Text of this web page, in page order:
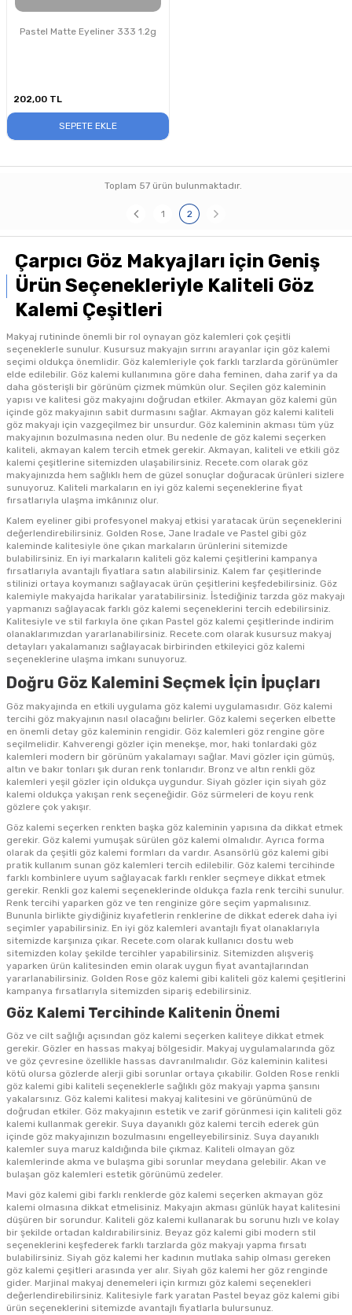
Pastel Matte Eyeliner 333 1.2g
202,00 TL
SEPETE EKLE
Toplam 57ürün bulunmaktadır.
1 2
Çarpıcı Göz Makyajları için Geniş
Ürün Seçenekleriyle Kaliteli Göz
Kalemi Çeşitleri
Makyaj rutininde önemli bir rol oynayan göz kalemleri çok çeşitli
seçeneklerle sunulur. Kusursuz makyajın sırrını arayanlar için göz kalemi
seçimi oldukça önemlidir. Göz kalemleriyle çok farklı tarzlarda görünümler
elde edilebilir. Göz kalemi kullanımına göre daha feminen, daha zarif ya da
daha gösterişli bir görünüm çizmek mümkün olur. Seçilen göz kaleminin
yapısı ve kalitesi göz makyajını doğrudan etkiler. Akmayan göz kalemi gün
içinde göz makyajının sabit durmasını sağlar. Akmayan göz kalemi kaliteli
göz makyajı için vazgeçilmez bir unsurdur. Göz kaleminin akması tüm yüz
makyajının bozulmasına neden olur. Bu nedenle de göz kalemi seçerken
kaliteli, akmayan kalem tercih etmek gerekir. Akmayan, kaliteli ve etkili göz
kalemi çeşitlerine sitemizden ulaşabilirsiniz. Recete.com olarak göz
makyajınızda hem sağlıklı hem de güzel sonuçlar doğuracak ürünleri sizlere
sunuyoruz. Kaliteli markaların en iyi göz kalemi seçeneklerine fiyat
fırsatlarıyla ulaşma imkânınız olur.
Kalem eyeliner gibi profesyonel makyaj etkisi yaratacak ürün seçeneklerini
değerlendirebilirsiniz. Golden Rose, Jane Iradale ve Pastel gibi göz
kaleminde kalitesiyle öne çıkan markaların ürünlerini sitemizde
bulabilirsiniz. En iyi markaların kaliteli göz kalemi çeşitlerini kampanya
fırsatlarıyla avantajlı fiyatlara satın alabilirsiniz. Kalem far çeşitlerinde
stilinizi ortaya koymanızı sağlayacak ürün çeşitlerini keşfedebilirsiniz. Göz
kalemiyle makyajda harikalar yaratabilirsiniz. İstediğiniz tarzda göz makyajı
yapmanızı sağlayacak farklı göz kalemi seçeneklerini tercih edebilirsiniz.
Kalitesiyle ve stil farkıyla öne çıkan Pastel göz kalemi çeşitlerinde indirim
olanaklarımızdan yararlanabilirsiniz. Recete.com olarak kusursuz makyaj
detayları yakalamanızı sağlayacak birbirinden etkileyici göz kalemi
seçeneklerine ulaşma imkanı sunuyoruz.
Doğru Göz Kalemini Seçmek İçin İpuçları
Göz makyajında en etkili uygulama göz kalemi uygulamasıdır. Göz kalemi
tercihi göz makyajının nasıl olacağını belirler. Göz kalemi seçerken elbette
en önemli detay göz kaleminin rengidir. Göz kalemleri göz rengine göre
seçilmelidir. Kahverengi gözler için menekşe, mor, haki tonlardaki göz
kalemleri modern bir görünüm yakalamayı sağlar. Mavi gözler için gümüş,
altın ve bakır tonları şık duran renk tonlarıdır. Bronz ve altın renkli göz
kalemleri yeşil gözler için oldukça uygundur. Siyah gözler için siyah göz
kalemi oldukça yakışan renk seçeneğidir. Göz sürmeleri de koyu renk
gözlere çok yakışır.
Göz kalemi seçerken renkten başka göz kaleminin yapısına da dikkat etmek
gerekir. Göz kalemi yumuşak sürülen göz kalemi olmalıdır. Ayrıca forma
olarak da çeşitli göz kalemi formları da vardır. Asansörlü göz kalemi gibi
pratik kullanım sunan göz kalemleri tercih edilebilir. Göz kalemi tercihinde
farklı kombinlere uyum sağlayacak farklı renkler seçmeye dikkat etmek
gerekir. Renkli goz kalemi seçeneklerinde oldukça fazla renk tercihi sunulur.
Renk tercihi yaparken göz ve ten renginize göre seçim yapmalısınız.
Bununla birlikte giydiğiniz kıyafetlerin renklerine de dikkat ederek daha iyi
seçimler yapabilirsiniz. En iyi göz kalemleri avantajlı fiyat olanaklarıyla
sitemizde karşınıza çıkar. Recete.com olarak kullanıcı dostu web
sitemizden kolay şekilde tercihler yapabilirsiniz. Sitemizden alışveriş
yaparken ürün kalitesinden emin olarak uygun fiyat avantajlarından
yararlanabilirsiniz. Golden Rose göz kalemi gibi kaliteli göz kalemi çeşitlerini
kampanya fırsatlarıyla sitemizden sipariş edebilirsiniz.
Göz Kalemi Tercihinde Kalitenin Önemi
Göz ve cilt sağlığı açısından göz kalemi seçerken kaliteye dikkat etmek
gerekir. Gözler en hassas makyaj bölgesidir. Makyaj uygulamalarında göz
ve göz çevresine özellikle hassas davranılmalıdır. Göz kaleminin kalitesi
kötü olursa gözlerde alerji gibi sorunlar ortaya çıkabilir. Golden Rose renkli
göz kalemi gibi kaliteli seçeneklerle sağlıklı göz makyajı yapma şansını
yakalarsınız. Göz kalemi kalitesi makyaj kalitesini ve görünümünü de
doğrudan etkiler. Göz makyajının estetik ve zarif görünmesi için kaliteli göz
kalemi kullanmak gerekir. Suya dayanıklı göz kalemi tercih ederek gün
içinde göz makyajınızın bozulmasını engelleyebilirsiniz. Suya dayanıklı
kalemler suya maruz kaldığında bile çıkmaz. Kaliteli olmayan göz
kalemlerinde akma ve bulaşma gibi sorunlar meydana gelebilir. Akan ve
bulaşan göz kalemleri estetik görünümü zedeler.
Mavi göz kalemi gibi farklı renklerde göz kalemi seçerken akmayan göz
kalemi olmasına dikkat etmelisiniz. Makyajın akması günlük hayat kalitesini
düşüren bir sorundur. Kaliteli göz kalemi kullanarak bu sorunu hızlı ve kolay
bir şekilde ortadan kaldırabilirsiniz. Beyaz göz kalemi gibi modern stil
seçeneklerini keşfederek farklı tarzlarda göz makyajı yapma fırsatı
bulabilirsiniz. Siyah göz kalemi her kadının mutlaka sahip olması gereken
göz kalemi çeşitleri arasında yer alır. Siyah göz kalemi her göz renginde
gider. Marjinal makyaj denemeleri için kırmızı göz kalemi seçenekleri
değerlendirebilirsiniz. Kalitesiyle fark yaratan Pastel beyaz göz kalemi gibi
ürün seçeneklerini sitemizde avantajlı fiyatlarla bulursunuz.